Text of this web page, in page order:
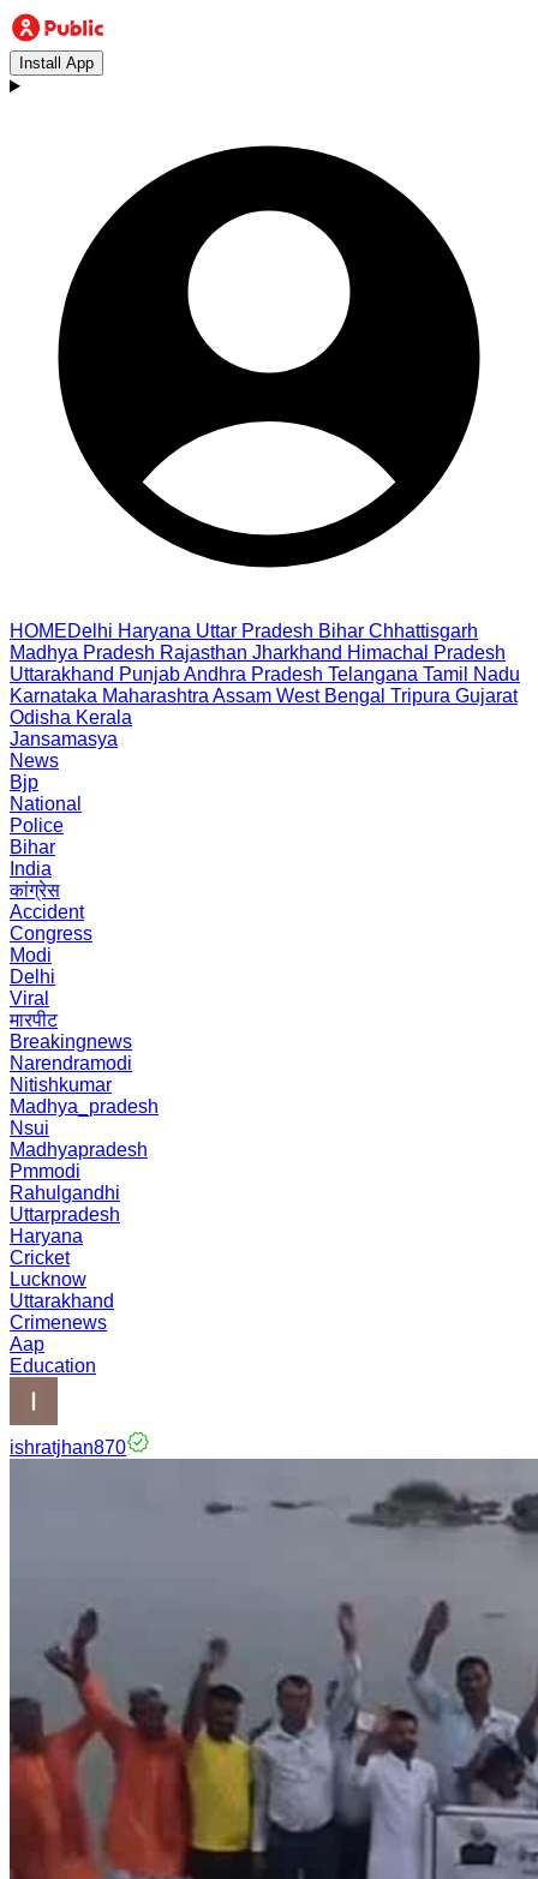
Install App
HOMEDelhi Haryana Uttar Pradesh Bihar Chhattisgarh
Madhya Pradesh Rajasthan Jharkhand Himachal Pradesh
Uttarakhand PunjabAndhra Pradesh Telangana Tamil Nadu
Karnataka Maharashtra Assam West Bengal Tripura Gujarat
Odisha Kerala
Jansamasya
News
Bjp
National
Police
Bihar
India
कांग्रेस
Accident
Congress
Modi
Delhi
Viral
मारपीट
Breakingnews
Narendramodi
Nitishkumar
Madhya_pradesh
Nsui
Madhyapradesh
Pmmodi
Rahulgandhi
Uttarpradesh
Haryana
Cricket
Lucknow
Uttarakhand
Crimenews
Aap
Education
ishratjhan870